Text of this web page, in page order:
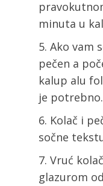
minuta u
Ako vam
pečen a
kalup alu
je potrebno.
Kolač i
sočne
Vruć
glazurom